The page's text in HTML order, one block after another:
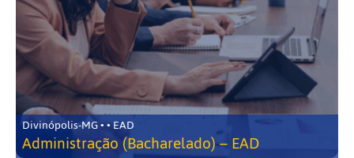
Divinópolis-MG • • EAD
Administração (Bacharelado) – EAD